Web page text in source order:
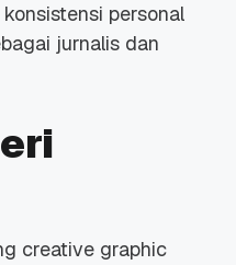
personal
jurnalis dan
creative graphic